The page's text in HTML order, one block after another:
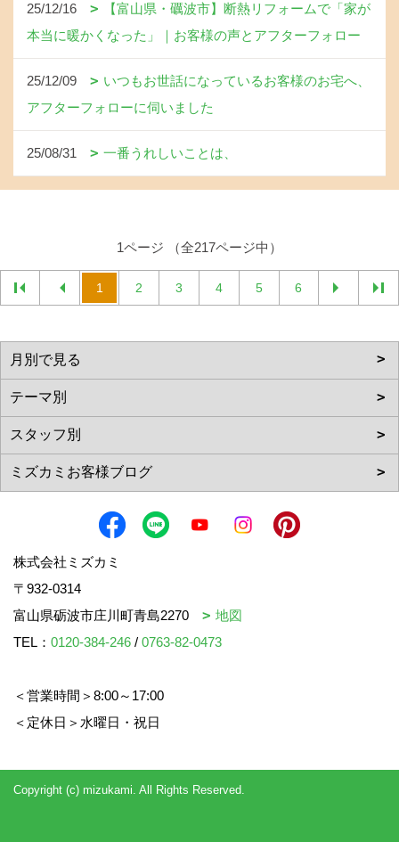
25/12/16
【富山県・礪波市】断熱リフォームで「家が
本当に暖かくなった」｜お客様の声とアフターフォロー
25/12/09
いつもお世話になっているお客様のお宅へ、
アフターフォローに伺いました
25/08/31 一番うれしいことは、
1ページ （全217ページ中）
1 2 3 4 5 6
株式会社ミズカミ
〒932-0314
富山県砺波市庄川町青島2270
地図
TEL： 0120-384-246 / 0763-82-0473
＜営業時間＞8:00～17:00
＜定休日＞水曜日・祝日
Copyright (c) mizukami. All Rights Reserved.